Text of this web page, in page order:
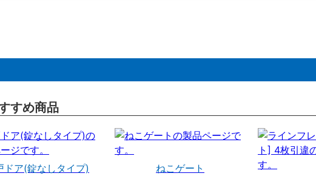
すめ商品
ドア(錠なしタイプ)
ねこゲート